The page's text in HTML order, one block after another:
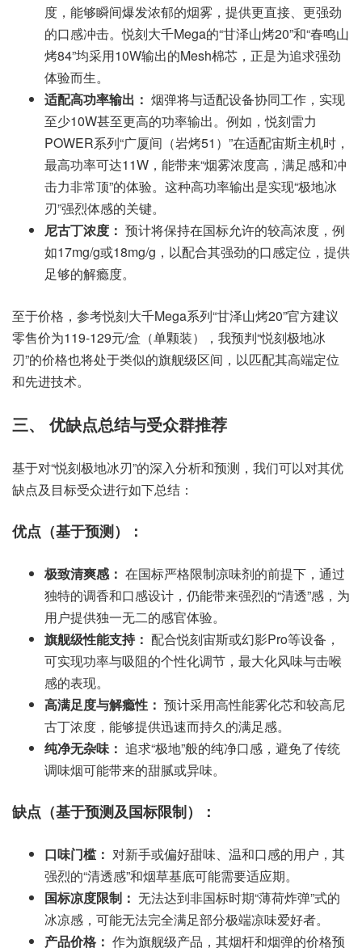
度，能够瞬间爆发浓郁的烟雾，提供更直接、更强劲
的口感冲击。悦刻大千Mega的“甘泽山烤20”和“春鸣山
烤84”均采用10W输出的Mesh棉芯，正是为追求强劲
体验而生。
适配高功率输出： 烟弹将与适配设备协同工作，实现
至少10W甚至更高的功率输出。例如，悦刻雷力
POWER系列“广厦间（岩烤51）”在适配宙斯主机时，
最高功率可达11W，能带来“烟雾浓度高，满足感和冲
击力非常顶”的体验。这种高功率输出是实现“极地冰
刃”强烈体感的关键。
尼古丁浓度： 预计将保持在国标允许的较高浓度，例
如17mg/g或18mg/g，以配合其强劲的口感定位，提供
足够的解瘾度。
至于价格，参考悦刻大千Mega系列“甘泽山烤20”官方建议
零售价为119-129元/盒（单颗装），我预判“悦刻极地冰
刃”的价格也将处于类似的旗舰级区间，以匹配其高端定位
和先进技术。
三、 优缺点总结与受众群推荐
基于对“悦刻极地冰刃”的深入分析和预测，我们可以对其优
缺点及目标受众进行如下总结：
优点（基于预测）：
极致清爽感： 在国标严格限制凉味剂的前提下，通过
独特的调香和口感设计，仍能带来强烈的“清透”感，为
用户提供独一无二的感官体验。
旗舰级性能支持： 配合悦刻宙斯或幻影Pro等设备，
可实现功率与吸阻的个性化调节，最大化风味与击喉
感的表现。
高满足度与解瘾性： 预计采用高性能雾化芯和较高尼
古丁浓度，能够提供迅速而持久的满足感。
纯净无杂味： 追求“极地”般的纯净口感，避免了传统
调味烟可能带来的甜腻或异味。
缺点（基于预测及国标限制）：
口味门槛： 对新手或偏好甜味、温和口感的用户，其
强烈的“清透感”和烟草基底可能需要适应期。
国标凉度限制： 无法达到非国标时期“薄荷炸弹”式的
冰凉感，可能无法完全满足部分极端凉味爱好者。
产品价格： 作为旗舰级产品，其烟杆和烟弹的价格预